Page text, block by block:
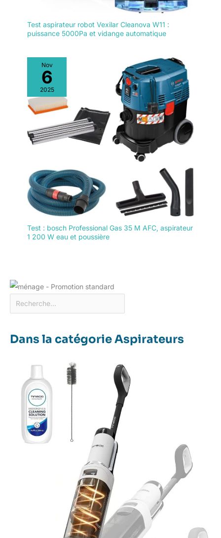
Test aspirateur robot Vexilar Cleanova W11 :
puissance 5000Pa et vidange automatique
Nov
6
2025
Test : bosch Professional Gas 35 M AFC, aspirateur
1 200 W eau et poussière
Dans la catégorie Aspirateurs